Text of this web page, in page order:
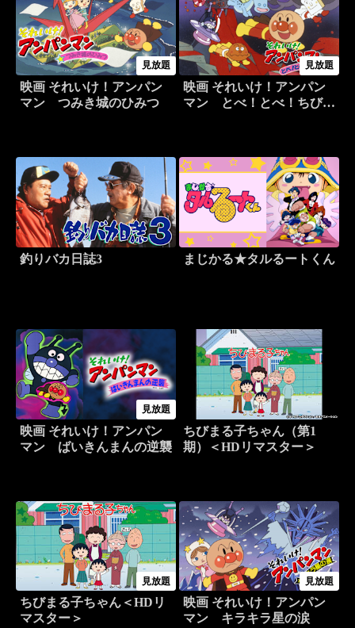
見放題
映画 それいけ！アンパン
マン つみき城のひみつ
見放題
映画 それいけ！アンパン
マン とべ！とべ！ちびご
釣りバカ日誌3 まじかる★タルるートくん
見放題
映画 それいけ！アンパン
マン ばいきんまんの逆襲
ちびまる子ちゃん（第1
期）＜HDリマスター＞
見放題
ちびまる子ちゃん＜HDリ
マスター＞
見放題
映画 それいけ！アンパン
マン キラキラ星の涙